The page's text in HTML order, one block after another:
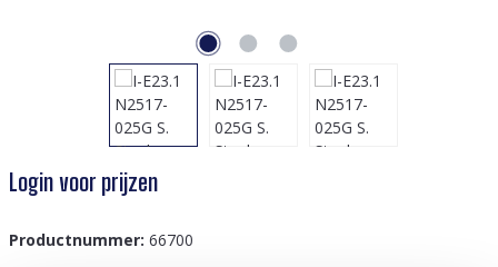
Login voor prijzen
Productnummer: 66700